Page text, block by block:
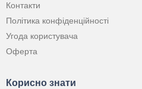
Контакти
Політика конфіденційності
Угода користувача
Оферта
Корисно знати